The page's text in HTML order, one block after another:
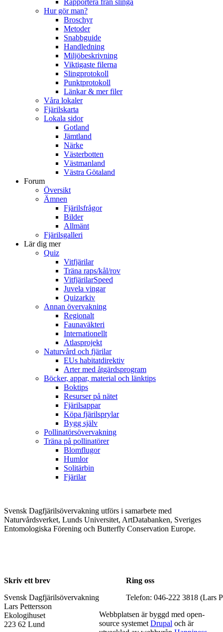
Hur gör man?
Broschyr
Metoder
Snabbguide
Handledning
Miljöbeskrivning
Viktigaste filerna
Slingprotokoll
Punktprotokoll
Länkar & mer filer
Våra lokaler
Fjärilskarta
Lokala sidor
Gotland
Jämtland
Närke
Västerbotten
Västmanland
Västra Götaland
Forum
Översikt
Ämnen
Fjärilsfrågor
Bilder
Allmänt
Fjärilsgalleri
Lär dig mer
Quiz
Vitfjärilar
Träna raps/kål/rov
VitfjärilarSpeed
Juvela vingar
Quizarkiv
Annan övervakning
Regionalt
Faunaväkteri
Internationellt
Atlasprojekt
Naturvård och fjärilar
EUs habitatdirektiv
Arter med åtgärdsprogram
Böcker, appar, material och länktips
Boktips
Resurser på nätet
Fjärilsappar
Köpa fjärilsprylar
Bygg själv
Pollinatörsövervakning
Träna på pollinatörer
Blomflugor
Humlor
Solitärbin
Fjärilar
Svensk Dagfjärilsövervakning utförs i samarbete med
Naturvårdsverket, Lunds Universitet, ArtDatabanken, Sveriges
Entomologiska Förening och Butterfly Conservation Europe.
Skriv ett brev
Svensk Dagfjärilsövervakning
Lars Pettersson
Ekologihuset
223 62 Lund
Ring oss
Telefon: 046-222 3818 (Lars
Webbplatsen är byggd med open-
source systemet Drupal och är